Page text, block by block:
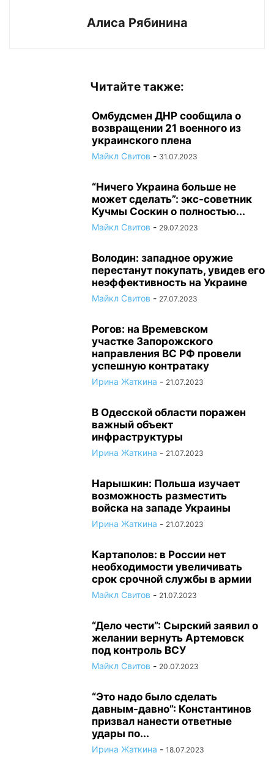
Алиса Рябинина
Читайте также:
Омбудсмен ДНР сообщила о
возвращении 21 военного из
украинского плена
Майкл Свитов - 31.07.2023
“Ничего Украина больше не
может сделать”: экс-советник
Кучмы Соскин о полностью...
Майкл Свитов - 29.07.2023
Володин: западное оружие
перестанут покупать, увидев его
неэффективность на Украине
Майкл Свитов - 27.07.2023
Рогов: на Времевском
участке Запорожского
направления ВС РФ провели
успешную контратаку
Ирина Жаткина - 21.07.2023
В Одесской области поражен
важный объект
инфраструктуры
Ирина Жаткина - 21.07.2023
Нарышкин: Польша изучает
возможность разместить
войска на западе Украины
Ирина Жаткина - 21.07.2023
Картаполов: в России нет
необходимости увеличивать
срок срочной службы в армии
Майкл Свитов - 21.07.2023
“Дело чести”: Сырский заявил о
желании вернуть Артемовск
под контроль ВСУ
Майкл Свитов - 20.07.2023
“Это надо было сделать
давным-давно”: Константинов
призвал нанести ответные
удары по...
Ирина Жаткина - 18.07.2023